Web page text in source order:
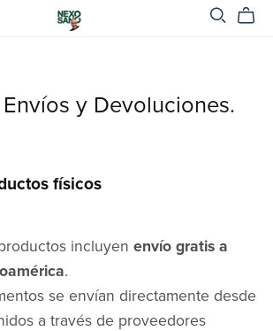
y Devoluciones.
físicos
incluyen envío gratis a
.
se envían directamente desde
a través de proveedores